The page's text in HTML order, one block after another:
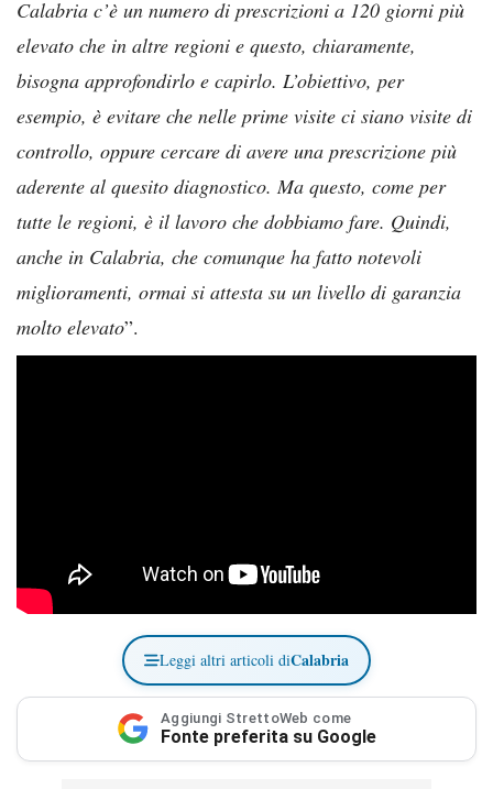
Calabria c’è un numero di prescrizioni a 120 giorni più
elevato che in altre regioni e questo, chiaramente,
bisogna approfondirlo e capirlo. L’obiettivo, per
esempio, è evitare che nelle prime visite ci siano visite di
controllo, oppure cercare di avere una prescrizione più
aderente al quesito diagnostico. Ma questo, come per
tutte le regioni, è il lavoro che dobbiamo fare. Quindi,
anche in Calabria, che comunque ha fatto notevoli
miglioramenti, ormai si attesta su un livello di garanzia
molto elevato”.
Leggi altri articoli diCalabria
Aggiungi StrettoWeb come
Fonte preferita su Google